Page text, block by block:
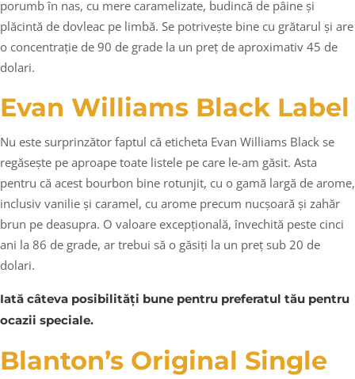
porumb în nas, cu mere caramelizate, budincă de pâine și
plăcintă de dovleac pe limbă. Se potrivește bine cu grătarul și are
o concentrație de 90 de grade la un preț de aproximativ 45 de
dolari.
Evan Williams Black Label
Nu este surprinzător faptul că eticheta Evan Williams Black se
regăsește pe aproape toate listele pe care le-am găsit. Asta
pentru că acest bourbon bine rotunjit, cu o gamă largă de arome,
inclusiv vanilie și caramel, cu arome precum nucșoară și zahăr
brun pe deasupra. O valoare excepțională, învechită peste cinci
ani la 86 de grade, ar trebui să o găsiți la un preț sub 20 de
dolari.
Iată câteva posibilități bune pentru preferatul tău pentru
ocazii speciale.
Blanton’s Original Single